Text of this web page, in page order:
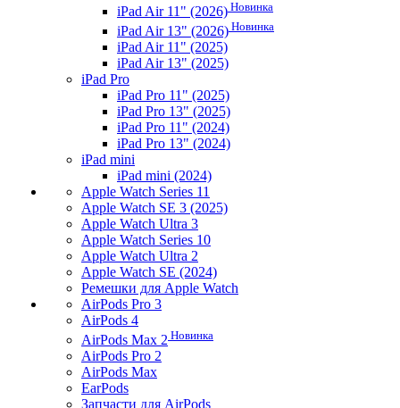
iPad Air 11" (2026) Новинка
iPad Air 13" (2026) Новинка
iPad Air 11" (2025)
iPad Air 13" (2025)
iPad Pro
iPad Pro 11" (2025)
iPad Pro 13" (2025)
iPad Pro 11" (2024)
iPad Pro 13" (2024)
iPad mini
iPad mini (2024)
Apple Watch Series 11
Apple Watch SE 3 (2025)
Apple Watch Ultra 3
Apple Watch Series 10
Apple Watch Ultra 2
Apple Watch SE (2024)
Ремешки для Apple Watch
AirPods Pro 3
AirPods 4
AirPods Max 2 Новинка
AirPods Pro 2
AirPods Max
EarPods
Запчасти для AirPods